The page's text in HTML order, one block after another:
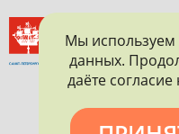
ИСТОРИИ И
САНКТ-
Мы
данных.
даёте